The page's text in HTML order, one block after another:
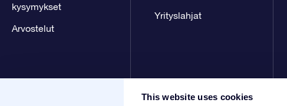
This website uses cookies
kysymykset
Arvostelut
Yrityslahjat